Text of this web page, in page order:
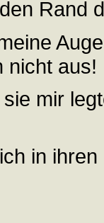
Rand
nicht aus!
mir
in